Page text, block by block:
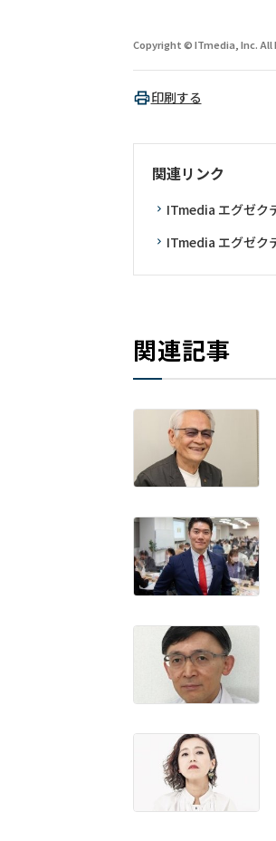
Copyright © ITmedia, Inc. All
印刷する
関連リンク
ITmedia エグゼク
ITmedia エグゼク
関連記事